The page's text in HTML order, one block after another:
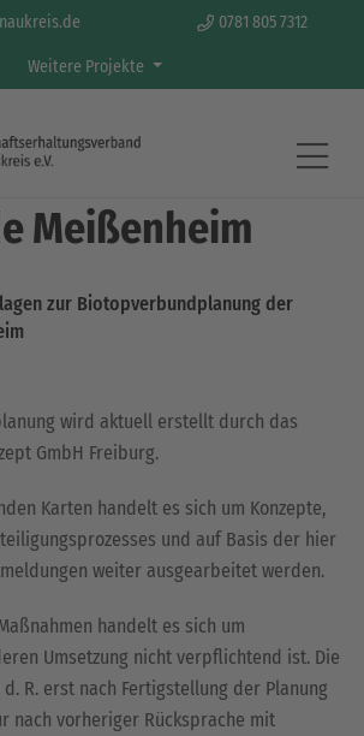
0781 805 7312
Weitere Projekte
Meißenheim
zur Biotopverbundplanung der
wird aktuell erstellt durch das
GmbH Freiburg.
Karten handelt es sich um Konzepte,
und auf Basis der hier
weiter ausgearbeitet werden.
handelt es sich um
Umsetzung nicht verpflichtend ist. Die
R. erst nach Fertigstellung der Planung
nach vorheriger Rücksprache mit